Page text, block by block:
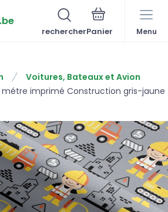
rechercher Menu
Voitures, Bateaux et Avion
métre imprimé Construction gris-jaune